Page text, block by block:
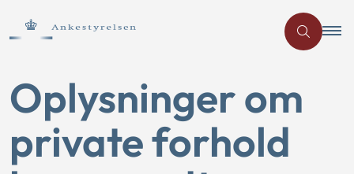
Oplysninger om
private forhold